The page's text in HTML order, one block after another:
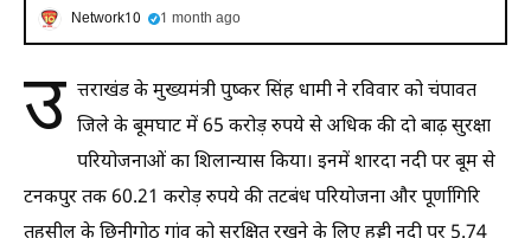
Network10 1 month ago
उ त्तराखंड के मुख्यमंत्री पुष्कर सिंह धामी ने रविवार को चंपावत
जिले के बूमघाट में 65 करोड़ रुपये से अधिक की दो बाढ़ सुरक्षा
परियोजनाओं का शिलान्यास किया। इनमें शारदा नदी पर बूम से
टनकपुर तक 60.21 करोड़ रुपये की तटबंध परियोजना और पूर्णागिरि